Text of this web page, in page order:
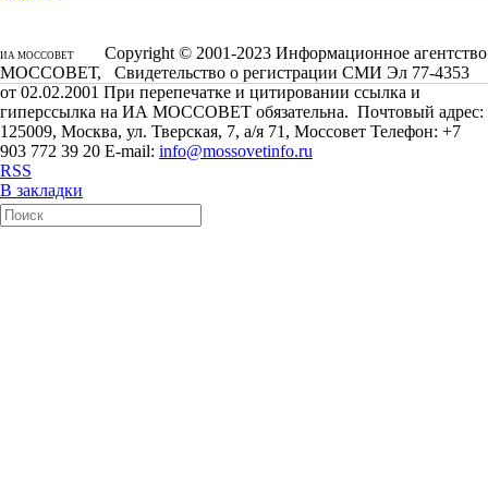
ИА МОССОВЕТ
Copyright © 2001-2023 Информационное агентство
МОССОВЕТ, Свидетельство о регистрации СМИ Эл 77-4353
от 02.02.2001 При перепечатке и цитировании ссылка и
гиперссылка на ИА МОССОВЕТ обязательна. Почтовый адрес:
125009, Москва, ул. Тверская, 7, а/я 71, Моссовет Телефон: +7
903 772 39 20 E-mail: info@mossovetinfo.ru
RSS
В закладки